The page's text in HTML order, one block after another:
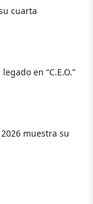
cuarta
en “C.E.O.”
muestra su